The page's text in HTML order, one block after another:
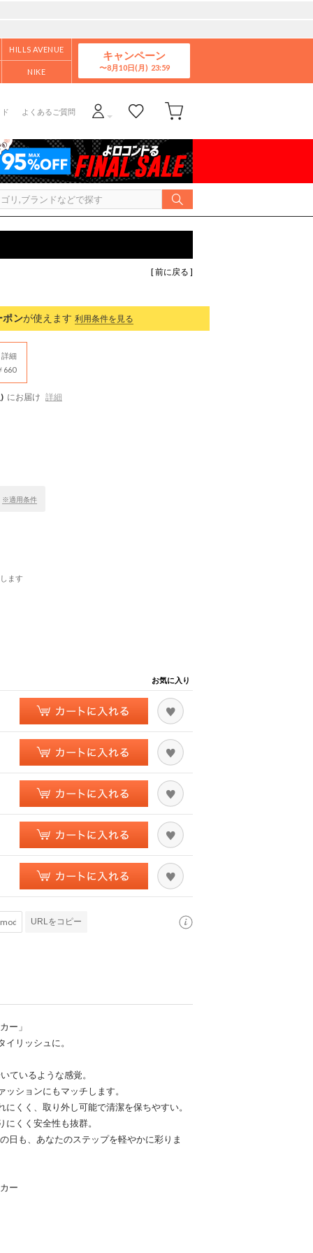
HILLS AVENUE
NIKE
キャンペーン
8月10日(月)
よくあるご質問
[ 前に戻る ]
ポンが使えます 利用条件を見る
詳細
660
にお届け 詳細
※適用条件
ます
お気に入り
URLをコピー
ー」
リッシュに。
ているような感覚。
ションにもマッチします。
くく、取り外し可能で清潔を保ちやすい。
くく安全性も抜群。
日も、あなたのステップを軽やかに彩りま
ー